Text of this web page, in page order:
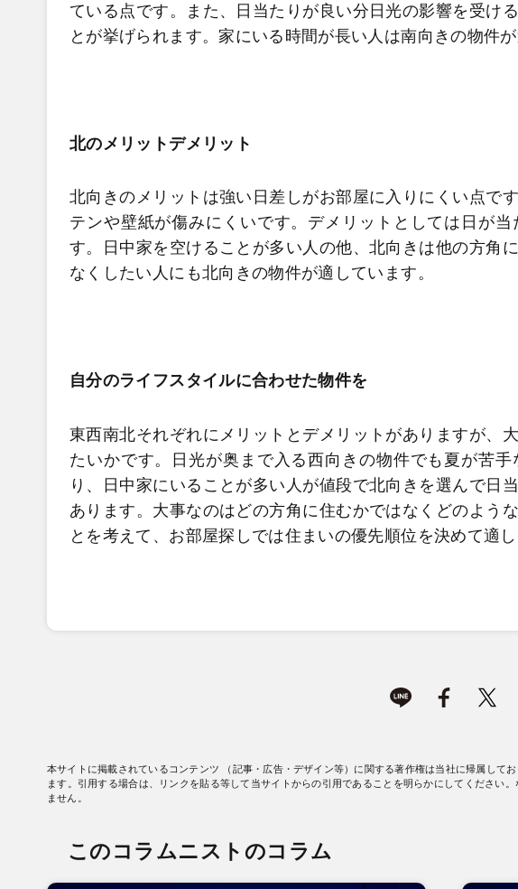
ている点です。また、日当たりが良い分日光の影響を受け
とが挙げられます。家にいる時間が長い人は南向きの物件が
北のメリットデメリット
北向きのメリットは強い日差しがお部屋に入りにくい点で
テンや壁紙が傷みにくいです。デメリットとしては日が
す。日中家を空けることが多い人の他、北向きは他の方角
なくしたい人にも北向きの物件が適しています。
自分のライフスタイルに合わせた物件を
東西南北それぞれにメリットとデメリットがありますが、
たいかです。日光が奥まで入る西向きの物件でも夏が苦
り、日中家にいることが多い人が値段で北向きを選んで日
あります。大事なのはどの方角に住むかではなくどのよう
とを考えて、お部屋探しでは住まいの優先順位を決めて適
本サイトに掲載されているコンテンツ （記事・広告・デザイン等）に関する著作権は当社に帰属して
ます。引用する場合は、リンクを貼る等して当サイトからの引用であることを明らかにしてください
ません。
このコラムニストのコラム